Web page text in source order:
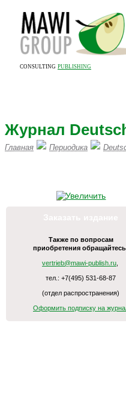
CONSULTING PUBLISHING
Журнал
Главная Периодика
Также по вопросам
приобретения
vertrieb@mawi-publish.ru
тел.: +7(495) 531-68-87
(отдел распространения)
Оформить подписку на